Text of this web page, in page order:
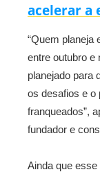
acelerar a
“Quem planeja
entre outubro e
planejado para
os desafios e o
franqueados”,
fundador e
Ainda que